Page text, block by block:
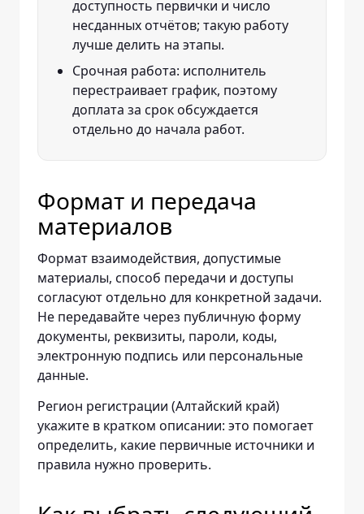
доступность первички и число
несданных отчётов; такую работу
лучше делить на этапы.
Срочная работа: исполнитель
перестраивает график, поэтому
доплата за срок обсуждается
отдельно до начала работ.
Формат и передача
материалов
Формат взаимодействия, допустимые
материалы, способ передачи и доступы
согласуют отдельно для конкретной задачи.
Не передавайте через публичную форму
документы, реквизиты, пароли, коды,
электронную подпись или персональные
данные.
Регион регистрации (Алтайский край)
укажите в кратком описании: это помогает
определить, какие первичные источники и
правила нужно проверить.